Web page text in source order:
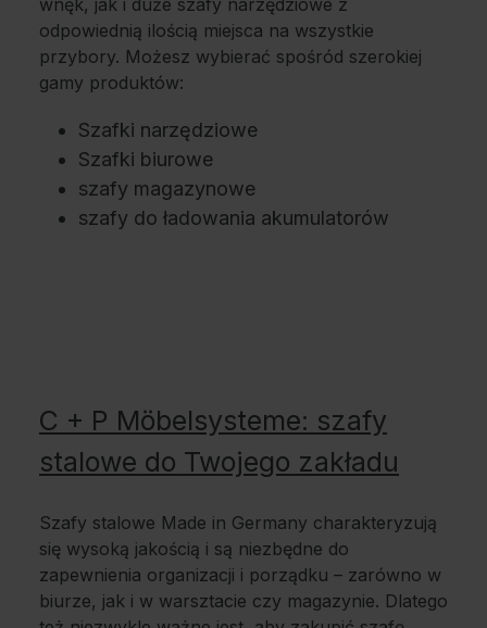
wnęk, jak i duże szafy narzędziowe z
odpowiednią ilością miejsca na wszystkie
przybory. Możesz wybierać spośród szerokiej
gamy produktów:
Szafki narzędziowe
Szafki biurowe
szafy magazynowe
szafy do ładowania akumulatorów
C + P Möbelsysteme: szafy
stalowe do Twojego zakładu
Szafy stalowe Made in Germany charakteryzują
się wysoką jakością i są niezbędne do
zapewnienia organizacji i porządku – zarówno w
biurze, jak i w warsztacie czy magazynie. Dlatego